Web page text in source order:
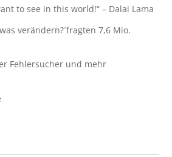
to see in this world!“ – Dalai Lama
verändern?´fragten 7,6 Mio.
Fehlersucher und mehr